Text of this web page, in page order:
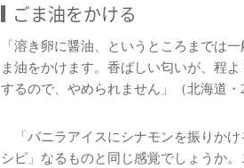
ごま油をかける
「溶き卵に醤油、というところまでは
ま油をかけます。香ばしい匂いが、程
するので、やめられません」（北海道・
「バニラアイスにシナモンを振りかけ
シピ」なるものと同じ感覚でしょうか